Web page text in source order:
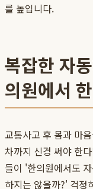
를 높입니다.
복잡한 자
의원에서
교통사고 후 몸과 마
차까지 신경 써야 한
들이 '한의원에서도
하지는 않을까?' 걱정